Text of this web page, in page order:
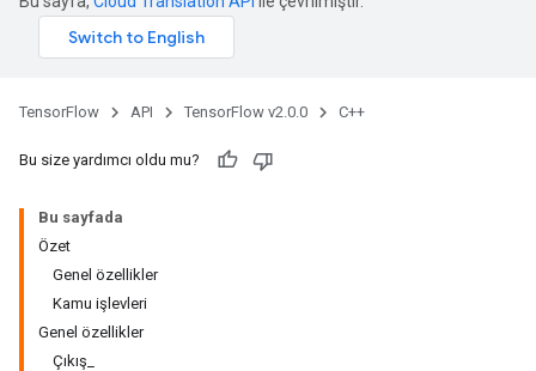
TensorFlow API TensorFlow v2.0.0 C++
Bu size yardımcı oldu mu?
Bu sayfada
Özet
Genel özellikler
Kamu işlevleri
Genel özellikler
Çıkış_